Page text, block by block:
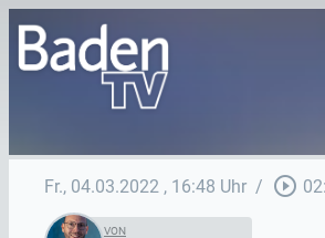
Fr., 04.03.2022 , 16:48 Uhr / play_circle_outline
VON